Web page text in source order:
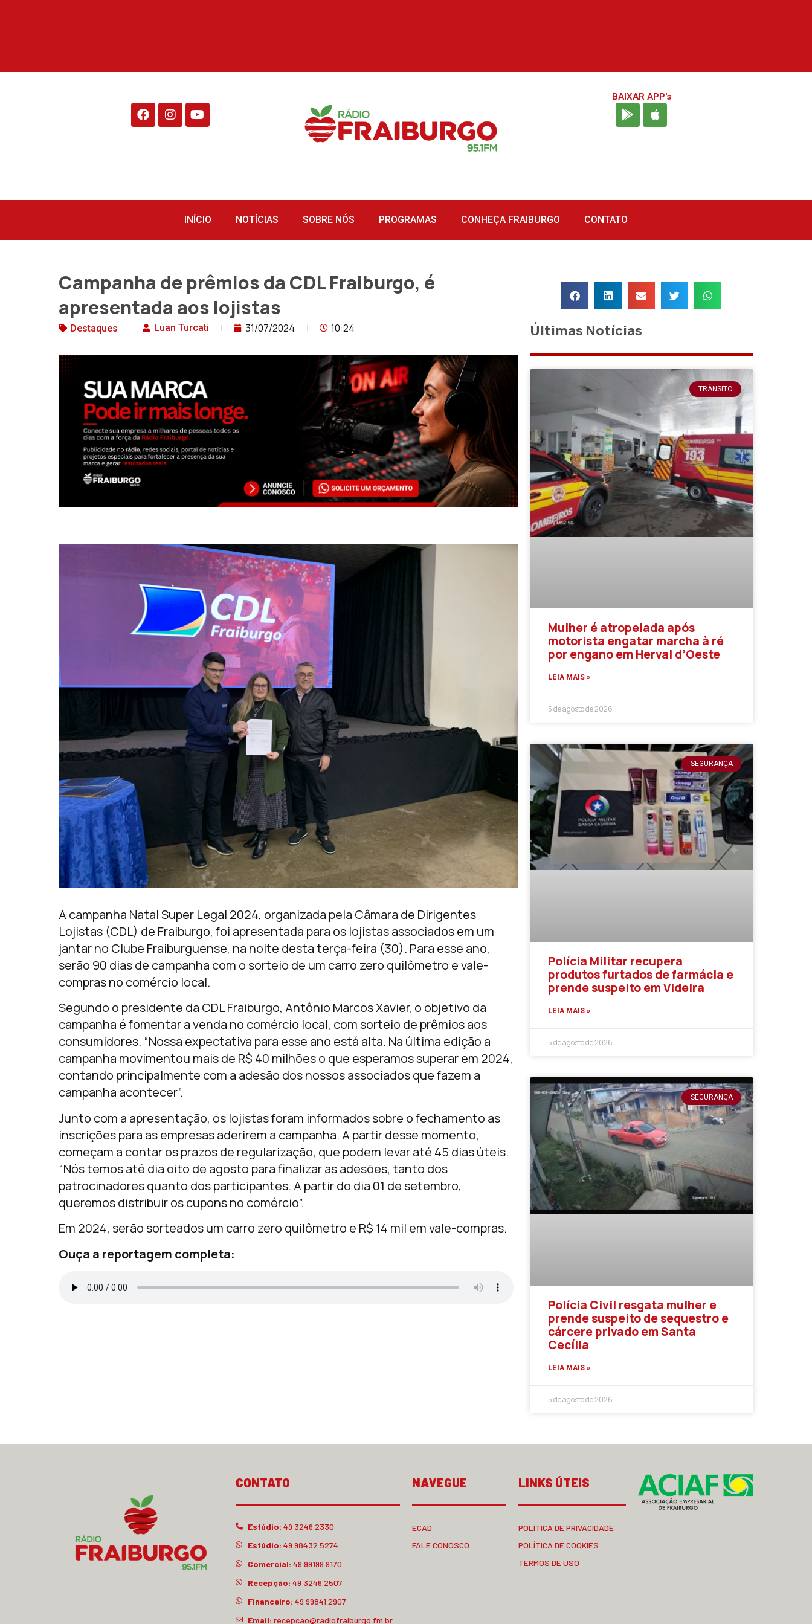
BAIXAR APP's
INÍCIO NOTÍCIAS SOBRE NÓS PROGRAMAS CONHEÇA FRAIBURGO CONTATO
Campanha de prêmios da CDL Fraiburgo, é
apresentada aos lojistas
Destaques Luan Turcati 31/07/2024 10:24
A campanha Natal Super Legal 2024, organizada pela Câmara de Dirigentes
Lojistas (CDL) de Fraiburgo, foi apresentada para os lojistas associados em um
jantar no Clube Fraiburguense, na noite desta terça-feira (30). Para esse ano,
serão 90 dias de campanha com o sorteio de um carro zero quilômetro e vale-
compras no comércio local.
Segundo o presidente da CDL Fraiburgo, Antônio Marcos Xavier, o objetivo da
campanha é fomentar a venda no comércio local, com sorteio de prêmios aos
consumidores. “Nossa expectativa para esse ano está alta. Na última edição a
campanha movimentou mais de R$ 40 milhões o que esperamos superar em 2024,
contando principalmente com a adesão dos nossos associados que fazem a
campanha acontecer”.
Junto com a apresentação, os lojistas foram informados sobre o fechamento as
inscrições para as empresas aderirem a campanha. A partir desse momento,
começam a contar os prazos de regularização, que podem levar até 45 dias úteis.
“Nós temos até dia oito de agosto para finalizar as adesões, tanto dos
patrocinadores quanto dos participantes. A partir do dia 01 de setembro,
queremos distribuir os cupons no comércio”.
Em 2024, serão sorteados um carro zero quilômetro e R$ 14 mil em vale-compras.
Ouça a reportagem completa:
Últimas Notícias
TRÂNSITO
Mulher é atropelada após
motorista engatar marcha à ré
por engano em Herval d’Oeste
LEIA MAIS »
5 de agosto de 2026
SEGURANÇA
Polícia Militar recupera
produtos furtados de farmácia e
prende suspeito em Videira
LEIA MAIS »
5 de agosto de 2026
SEGURANÇA
Polícia Civil resgata mulher e
prende suspeito de sequestro e
cárcere privado em Santa
Cecília
LEIA MAIS »
5 de agosto de 2026
CONTATO
Estúdio: 49 3246.2330
Estúdio: 49 98432.5274
Comercial: 49 99199.9170
Recepção: 49 3246.2507
Financeiro: 49 99841.2907
Email: recepcao@radiofraiburgo.fm.br
NAVEGUE
ECAD
FALE CONOSCO
LINKS ÚTEIS
POLÍTICA DE PRIVACIDADE
POLÍTICA DE COOKIES
TERMOS DE USO